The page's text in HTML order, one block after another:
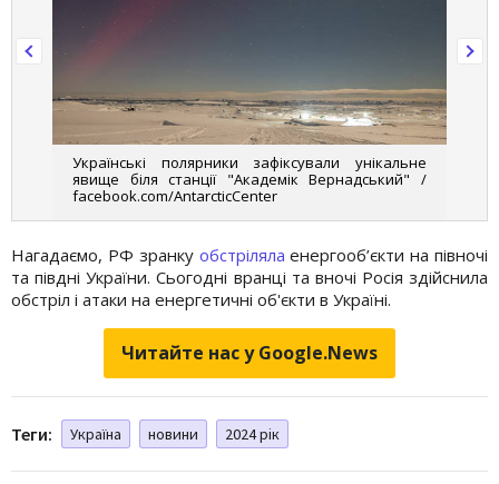
Українські полярники зафіксували унікальне
явище біля станції "Академік Вернадський" /
facebook.com/AntarcticCenter
Нагадаємо, РФ зранку обстріляла енергооб’єкти на півночі
та півдні України. Сьогодні вранці та вночі Росія здійснила
обстріл і атаки на енергетичні об'єкти в Україні.
Читайте нас у Google.News
Теги: Україна новини 2024 рік